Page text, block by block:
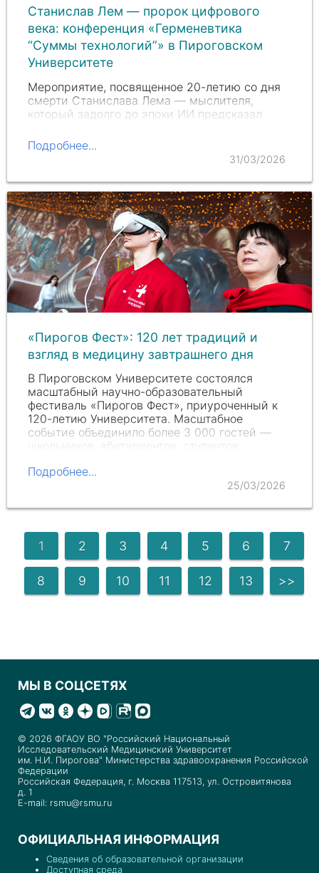
Станислав Лем — пророк цифрового
века: конференция «Герменевтика
“Суммы технологий”» в Пироговском
Университете
Мероприятие, посвященное 20-летию со дня
смерти Станислава Лема — мыслителя,
который задолго до эпохи ИИ предсказал
объединило философов, социологов,
психологов, медиков и исследователей ИИ
Подробнее...
31/03/2026
«Пирогов Фест»: 120 лет традиций и
взгляд в медицину завтрашнего дня
В Пироговском Университете состоялся
масштабный научно-образовательный
фестиваль «Пирогов Фест», приуроченный к
120-летию Университета. Масштабное
событие объединило более 3 000 гостей —
школьников, абитуриентов, студентов,
Подробнее...
25/03/2026
1 2 3 4 5 6 7
8 9 10 11 12 13 >>
МЫ В СОЦСЕТЯХ
© 2026 ФГАОУ ВО "Российский Национальный
Исследовательский Медицинский Университет
им. Н.И. Пирогова" Министерства здравоохранения Российской
Федерации
Российская Федерация, г. Москва 117513, ул. Островитянова
д. 1
E-mail: rsmu@rsmu.ru
ОФИЦИАЛЬНАЯ ИНФОРМАЦИЯ
Сведения об образовательной организации
Доступная среда